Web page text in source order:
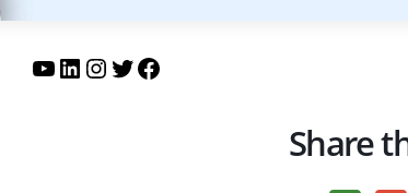
فيسبوك
تويترإنستجرام
لينكد إنيوتيوب
Share